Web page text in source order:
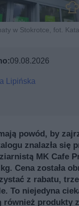
w Stokrotce, fot.
09.08.2026
Lipińska
powód, by
znalazła się
MK Cafe
Cena została
z rabatu,
To niejedyna
również produkty